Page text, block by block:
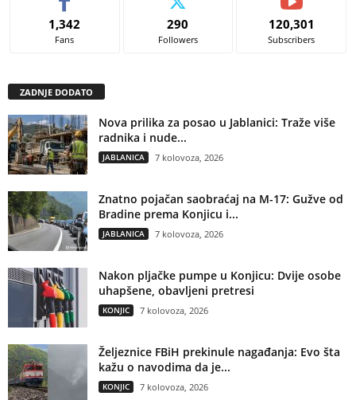
1,342
Fans
290
Followers
120,301
Subscribers
ZADNJE DODATO
Nova prilika za posao u Jablanici: Traže više
radnika i nude...
JABLANICA 7 kolovoza, 2026
Znatno pojačan saobraćaj na M-17: Gužve od
Bradine prema Konjicu i...
JABLANICA 7 kolovoza, 2026
Nakon pljačke pumpe u Konjicu: Dvije osobe
uhapšene, obavljeni pretresi
KONJIC 7 kolovoza, 2026
Željeznice FBiH prekinule nagađanja: Evo šta
kažu o navodima da je...
KONJIC 7 kolovoza, 2026